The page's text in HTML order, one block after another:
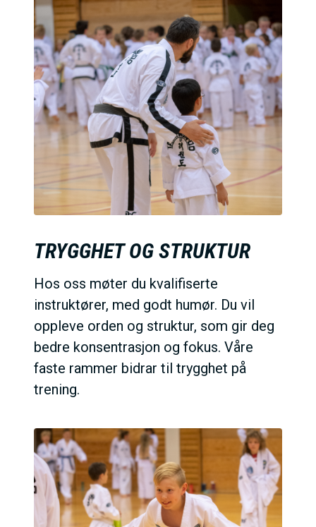
TRYGGHET OG STRUKTUR
Hos oss møter du kvalifiserte
instruktører, med godt humør. Du vil
oppleve orden og struktur, som gir deg
bedre konsentrasjon og fokus. Våre
faste rammer bidrar til trygghet på
trening.